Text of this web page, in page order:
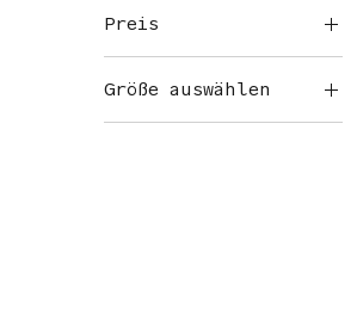
Preis
19 € 39 €
Größe auswählen
L